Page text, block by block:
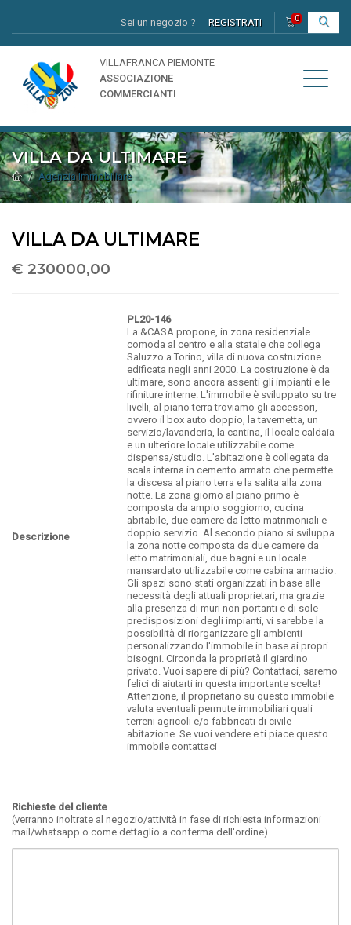
Sei un negozio ? REGISTRATI 0
VILLAFRANCA PIEMONTE
ASSOCIAZIONE
COMMERCIANTI
VILLA DA ULTIMARE
Agenzia Immobiliare
VILLA DA ULTIMARE
€ 230000,00
Descrizione
PL20-146
La &CASA propone, in zona residenziale
comoda al centro e alla statale che collega
Saluzzo a Torino, villa di nuova costruzione
edificata negli anni 2000. La costruzione è da
ultimare, sono ancora assenti gli impianti e le
rifiniture interne. L'immobile è sviluppato su tre
livelli, al piano terra troviamo gli accessori,
ovvero il box auto doppio, la tavernetta, un
servizio/lavanderia, la cantina, il locale caldaia
e un ulteriore locale utilizzabile come
dispensa/studio. L'abitazione è collegata da
scala interna in cemento armato che permette
la discesa al piano terra e la salita alla zona
notte. La zona giorno al piano primo è
composta da ampio soggiorno, cucina
abitabile, due camere da letto matrimoniali e
doppio servizio. Al secondo piano si sviluppa
la zona notte composta da due camere da
letto matrimoniali, due bagni e un locale
mansardato utilizzabile come cabina armadio.
Gli spazi sono stati organizzati in base alle
necessità degli attuali proprietari, ma grazie
alla presenza di muri non portanti e di sole
predisposizioni degli impianti, vi sarebbe la
possibilità di riorganizzare gli ambienti
personalizzando l'immobile in base ai propri
bisogni. Circonda la proprietà il giardino
privato. Vuoi sapere di più? Contattaci, saremo
felici di aiutarti in questa importante scelta!
Attenzione, il proprietario su questo immobile
valuta eventuali permute immobiliari quali
terreni agricoli e/o fabbricati di civile
abitazione. Se vuoi vendere e ti piace questo
immobile contattaci
Richieste del cliente
(verranno inoltrate al negozio/attività in fase di richiesta informazioni
mail/whatsapp o come dettaglio a conferma dell'ordine)